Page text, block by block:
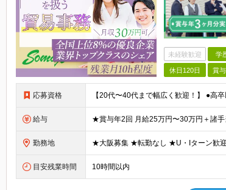
未経験歓迎 学
休日120日 賞
応募資格
給与
勤務地
目安残業時間 10時間以内